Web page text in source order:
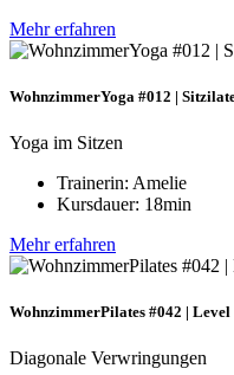
Mehr erfahren
WohnzimmerYoga #012 |
Yoga im Sitzen
Trainerin: Amelie
Kursdauer: 18min
Mehr erfahren
WohnzimmerPilates #042 | Level
Diagonale Verwringungen